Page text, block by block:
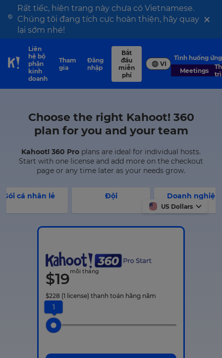
Rất tiếc, hiện trang này chưa có Vietnamese.
Chúng tôi đang tích cực hoàn thiện, hãy quay
lại sớm nhé!
×
Skip to Page content
Liên
hệ bộ
phận
kinh
doanh
Tham
gia
Đăng
nhập
Bắt
đầu
miễn
phí
VI
Tình huống
Meetings
Thuyết
Choose the right Kahoot! 360
plan for you and your team
Kahoot! 360 Pro plans are ideal for individual hosts.
Start with one license and add more on the checkout
page or any time later as your needs grow.
Gói cá nhân lẻ Đội
Doanh nghiệp
lớn
US Dollars
$19mỗi tháng
$228 (1 license) thanh toán hằng năm
1